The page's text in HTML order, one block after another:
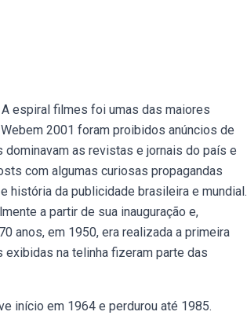
espiral filmes foi umas das maiores
2001 foram proibidos anúncios de
as revistas e jornais do país e
com algumas curiosas propagandas
história da publicidade brasileira e mundial.
a partir de sua inauguração e,
anos, em 1950, era realizada a primeira
na telinha fizeram parte das
início em 1964 e perdurou até 1985.